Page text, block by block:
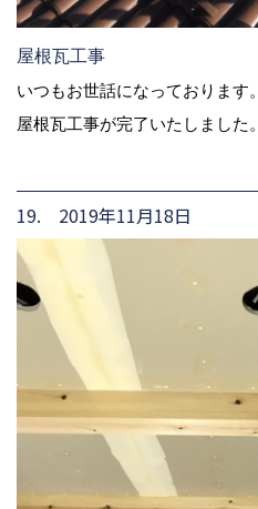
屋根瓦工事
いつもお世話になっております。
屋根瓦工事が完了いたしました。
19. 2019年11月18日